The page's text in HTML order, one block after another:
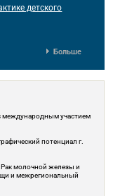
детского
Больше
международным участием
потенциал г.
молочной железы и
и межрегиональный